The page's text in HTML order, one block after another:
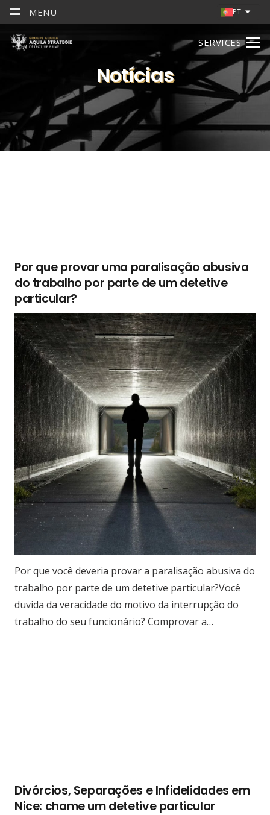
MENU PT
SERVICES
Notícias
Por que provar uma paralisação abusiva
do trabalho por parte de um detetive
particular?
Por que você deveria provar a paralisação abusiva do
trabalho por parte de um detetive particular?Você
duvida da veracidade do motivo da interrupção do
trabalho do seu funcionário? Comprovar a…
Divórcios, Separações e Infidelidades em
Nice: chame um detetive particular